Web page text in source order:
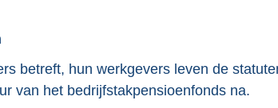
betreft, hun werkgevers leven de
van het bedrijfstakpensioenfonds na.